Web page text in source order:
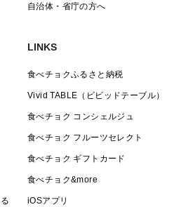
自治体・省庁の方へ
LINKS
食べチョクふるさと納税
Vivid TABLE（ビビッドテーブル）
食べチョク コンシェルジュ
食べチョク フルーツセレクト
食べチョク ギフトカード
食べチョク&more
iOSアプリ